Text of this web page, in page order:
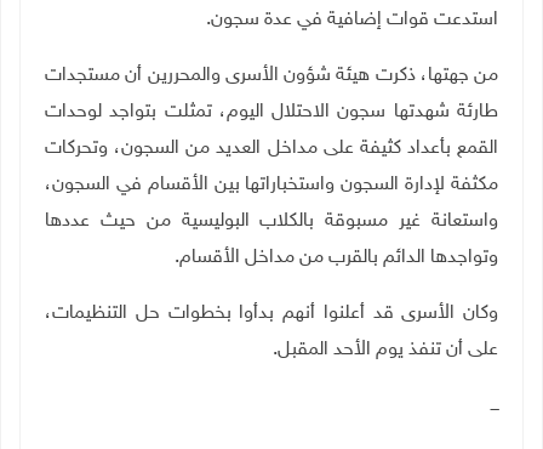
استدعت قوات إضافية في عدة سجون.
من جهتها، ذكرت هيئة شؤون الأسرى والمحررين أن مستجدات
طارئة شهدتها سجون الاحتلال اليوم، تمثلت بتواجد لوحدات
القمع بأعداد كثيفة على مداخل العديد من السجون، وتحركات
مكثفة لإدارة السجون واستخباراتها بين الأقسام في السجون،
واستعانة غير مسبوقة بالكلاب البوليسية من حيث عددها
وتواجدها الدائم بالقرب من مداخل الأقسام.
‏وكان الأسرى قد أعلنوا أنهم بدأوا بخطوات حل التنظيمات،
على أن تنفذ يوم الأحد المقبل.
ـــ